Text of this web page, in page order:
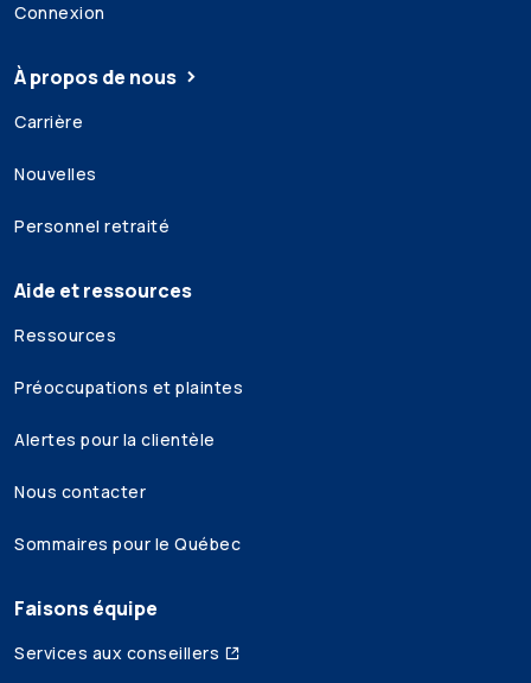
Connexion
À propos de nous
Carrière
Nouvelles
Personnel retraité
Aide et ressources
Ressources
Préoccupations et plaintes
Alertes pour la clientèle
Nous contacter
Sommaires pour le Québec
Faisons équipe
Services aux conseillers